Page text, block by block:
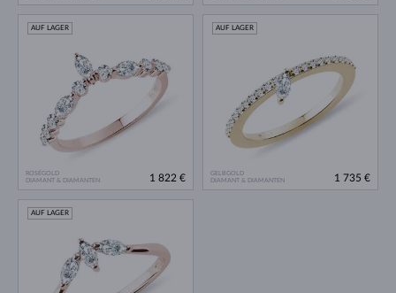
ROSÉGOLD
DIAMANT & DIAMANTEN
AUF LAGER
1 822 €
GELBGOLD
DIAMANT & DIAMANTEN
AUF LAGER
1 735 €
AUF LAGER